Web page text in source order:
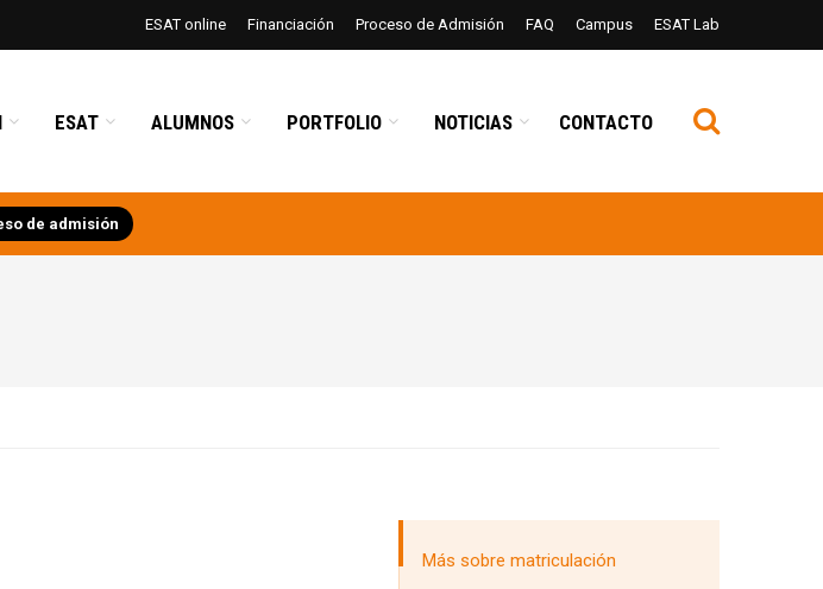
de admisión
ESAT online Financiación Proceso de Admisión FAQ Campus ESAT Lab
ESAT ALUMNOS PORTFOLIO NOTICIAS CONTACTO
Más sobre matriculación